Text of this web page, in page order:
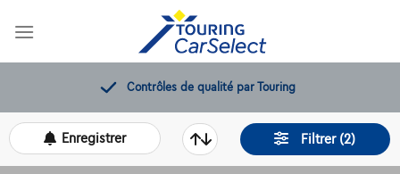
Contrôles de qualité par Touring
Filtrer (2)
Enregistrer